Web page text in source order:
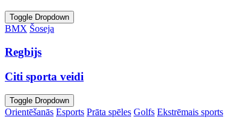
Toggle Dropdown
BMX Šoseja
Regbijs
Citi sporta veidi
Toggle Dropdown
Orientēšanās Esports Prāta spēles Golfs Ekstrēmais sports